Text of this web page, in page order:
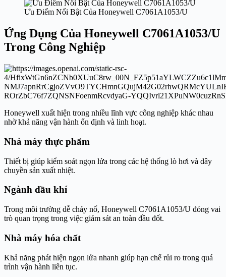
Ưu Điểm Nổi Bật Của Honeywell C7061A1053/U
Ứng Dụng Của Honeywell C7061A1053/U
Trong Công Nghiệp
Honeywell xuất hiện trong nhiều lĩnh vực công nghiệp khác nhau
nhờ khả năng vận hành ổn định và linh hoạt.
Nhà máy thực phẩm
Thiết bị giúp kiểm soát ngọn lửa trong các hệ thống lò hơi và dây
chuyền sản xuất nhiệt.
Ngành dầu khí
Trong môi trường dễ cháy nổ, Honeywell C7061A1053/U đóng vai
trò quan trọng trong việc giám sát an toàn đầu đốt.
Nhà máy hóa chất
Khả năng phát hiện ngọn lửa nhanh giúp hạn chế rủi ro trong quá
trình vận hành liên tục.